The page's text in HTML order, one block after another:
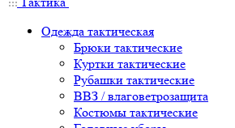
Одежда тактическая
Брюки тактические
Куртки тактические
Рубашки тактические
ВВЗ / влаговетрозащита
Костюмы тактические